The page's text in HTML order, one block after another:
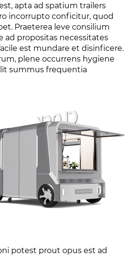
apta ad spatium trailers
incorrupto conficitur, quod
Praeterea leve consilium
ad propositas necessitates
est mundare et disinficere.
plene occurrens hygiene
summus frequentia
potest prout opus est ad